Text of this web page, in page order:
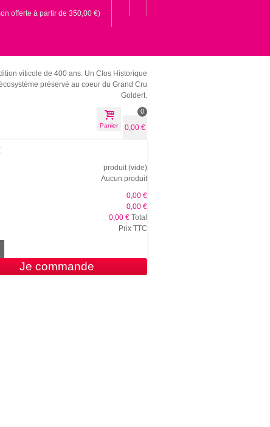
offerte à partir de 350,00 €)
viticole de 400 ans. Un Clos Historique
préservé au coeur du Grand Cru
Goldert.
Panier
0
0,00 €
produit (vide)
Aucun produit
0,00 €
0,00 €
0,00 € Total
Prix TTC
Je commande